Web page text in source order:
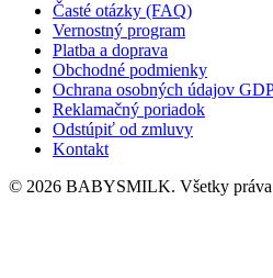
Časté otázky (FAQ)
Vernostný program
Platba a doprava
Obchodné podmienky
Ochrana osobných údajov
Reklamačný poriadok
Odstúpiť od zmluvy
Kontakt
© 2026 BABYSMILK. Všetky práva